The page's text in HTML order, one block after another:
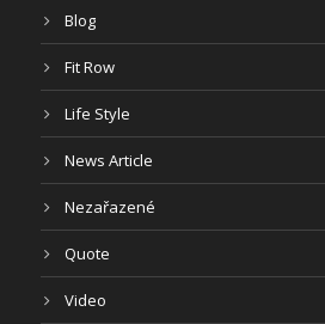
Blog
Fit Row
Life Style
News Article
Nezařazené
Quote
Video